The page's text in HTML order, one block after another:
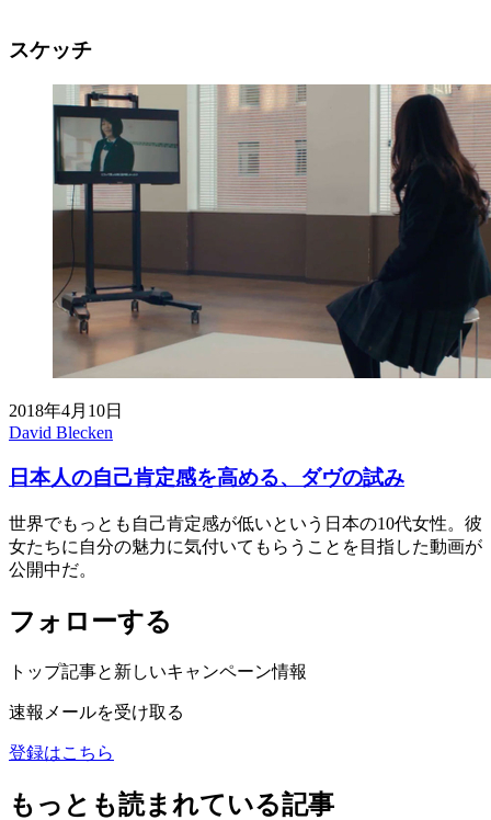
スケッチ
2018年4月10日
David Blecken
日本人の自己肯定感を高める、ダヴの試み
世界でもっとも自己肯定感が低いという日本の10代女性。彼
女たちに自分の魅力に気付いてもらうことを目指した動画が
公開中だ。
フォローする
トップ記事と新しいキャンペーン情報
速報メールを受け取る
登録はこちら
もっとも読まれている記事